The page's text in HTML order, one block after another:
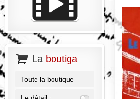
La boutiga
Toute la boutique